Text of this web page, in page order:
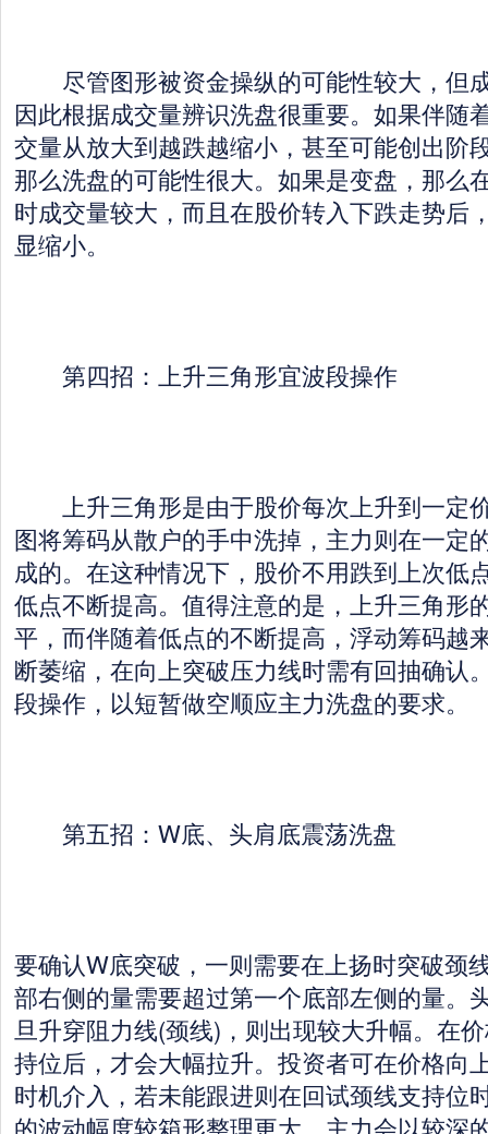
尽管图形被资金操纵的可能性较大，但
因此根据成交量辨识洗盘很重要。如果伴随
交量从放大到越跌越缩小，甚至可能创出阶
那么洗盘的可能性很大。如果是变盘，那么
时成交量较大，而且在股价转入下跌走势后
显缩小。
第四招：上升三角形宜波段操作
上升三角形是由于股价每次上升到一定
图将筹码从散户的手中洗掉，主力则在一定
成的。在这种情况下，股价不用跌到上次低
低点不断提高。值得注意的是，上升三角形
平，而伴随着低点的不断提高，浮动筹码越
断萎缩，在向上突破压力线时需有回抽确认
段操作，以短暂做空顺应主力洗盘的要求。
第五招：W底、头肩底震荡洗盘
要确认W底突破，一则需要在上扬时突破颈
部右侧的量需要超过第一个底部左侧的量。
旦升穿阻力线(颈线)，则出现较大升幅。在
持位后，才会大幅拉升。投资者可在价格向
时机介入，若未能跟进则在回试颈线支持位
的波动幅度较箱形整理更大，主力会以较深